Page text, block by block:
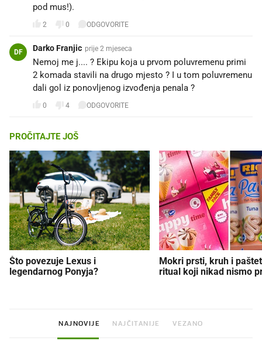
pod mus!).
2 0 ODGOVORITE
DF Darko Franjic prije 2 mjeseca
Nemoj me j.... ? Ekipu koja u prvom poluvremenu primi
2 komada stavili na drugo mjesto ? I u tom poluvremenu
dali gol iz ponovljenog izvođenja penala ?
0 4 ODGOVORITE
PROČITAJTE JOŠ
Što povezuje Lexus i
legendarnog Ponyja?
Mokri prsti, kruh i
ritual koji nikad nismo
NAJNOVIJE NAJČITANIJE VEZANO